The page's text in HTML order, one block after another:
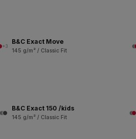
+3
B&C Exact Move
145 g/m² / Classic Fit
B&C Exact 150 /kids
145 g/m² / Classic Fit